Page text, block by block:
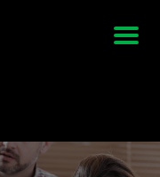
24/7